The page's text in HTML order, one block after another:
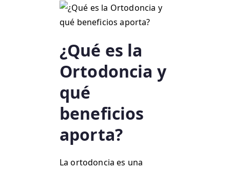
¿Qué es la
Ortodoncia y
qué
beneficios
aporta?
La ortodoncia es una